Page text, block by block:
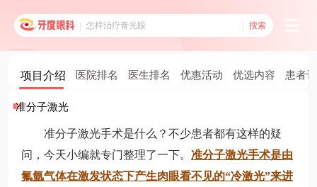
搜索
项目介绍 医院排名 医生排名 优惠活动 优选内容 患者
准分子激光
准分子激光手术是什么？不少患者都有这样的疑
问，今天小编就专门整理了一下。 准分子激光手术是由
氟氩气体在激发状态下产生肉眼看不见的“冷激光”来进